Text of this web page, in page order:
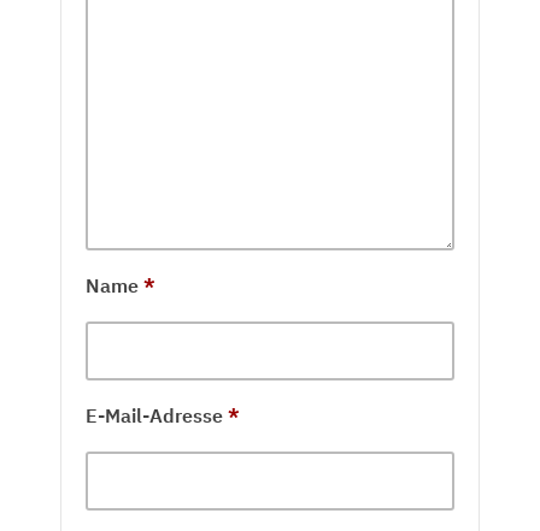
Name *
E-Mail-Adresse *